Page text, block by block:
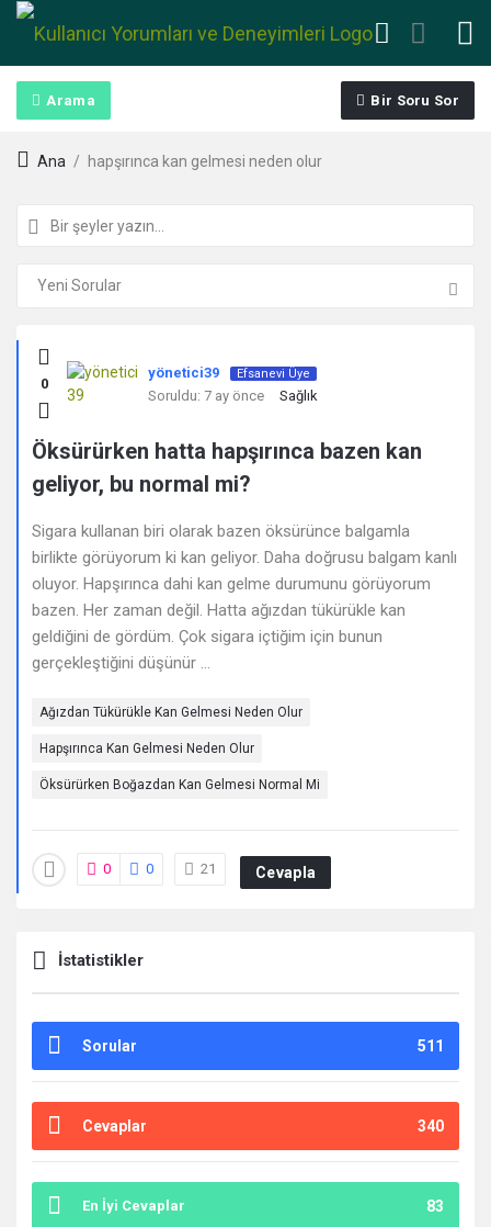
Arama Bir Soru Sor
Ana / hapşırınca kan gelmesi neden olur
Kullanıcı
Yorumları
ve
Deneyimleri
En
sonuncu
Sorular
0
yönetici39 Efsanevi Üye
Soruldu: 7 ay önce Sağlık
Öksürürken hatta hapşırınca bazen kan
geliyor, bu normal mi?
Sigara kullanan biri olarak bazen öksürünce balgamla
birlikte görüyorum ki kan geliyor. Daha doğrusu balgam kanlı
oluyor. Hapşırınca dahi kan gelme durumunu görüyorum
bazen. Her zaman değil. Hatta ağızdan tükürükle kan
geldiğini de gördüm. Çok sigara içtiğim için bunun
gerçekleştiğini düşünür ...
Ağızdan Tükürükle Kan Gelmesi Neden Olur
Hapşırınca Kan Gelmesi Neden Olur
Öksürürken Boğazdan Kan Gelmesi Normal Mi
0 0 21 Cevapla
İstatistikler
Sorular 511
Cevaplar 340
En İyi Cevaplar 83